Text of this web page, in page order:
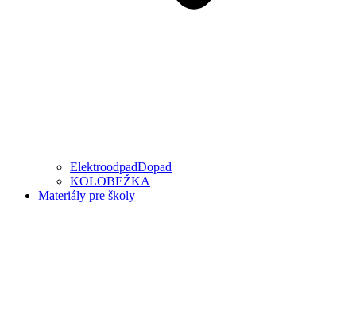
ElektroodpadDopad
KOLOBEŽKA
Materiály pre školy